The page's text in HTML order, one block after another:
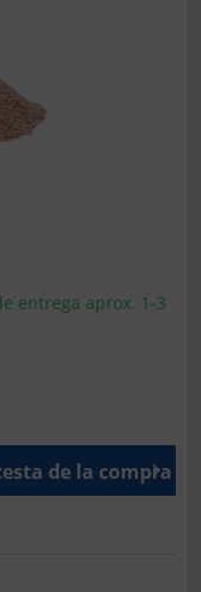
entrega aprox. 1-3
de la compra